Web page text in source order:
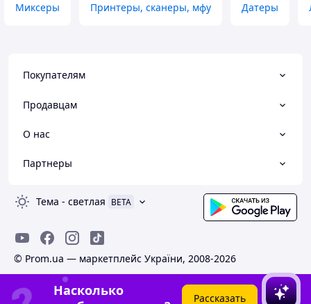
Миксеры Принтеры, сканеры, мфу Датеры
Покупателям
Продавцам
О нас
Партнеры
Тема - светлая BETA
© Prom.ua — маркетплейс України, 2008-2026
Насколько
Рассказать